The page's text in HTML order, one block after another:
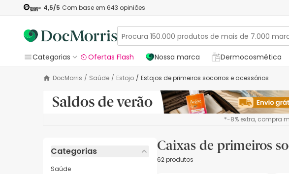
4,5/5 Com base em 643 opiniões
Categorias
Ofertas Flash Nossa marca Dermocosmética
DocMorris / Saúde / Estojo / Estojos de primeiros socorros e acessórios
*-8% extra, compra
Categorias
Saúde
Caixas de primeiros
62 produtos